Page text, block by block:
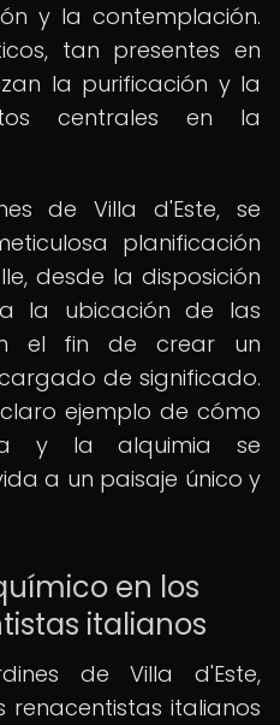
y la contemplación.
tan presentes en
la purificación y la
centrales en la
de Villa d'Este, se
planificación
desde la disposición
la ubicación de las
el fin de crear un
de significado.
ejemplo de cómo
y la alquimia se
a un paisaje único y
en los
italianos
de Villa d'Este,
renacentistas italianos